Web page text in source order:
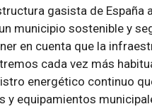
gasista de España
municipio sostenible y
en cuenta que la
cada vez más
energético continuo
equipamientos